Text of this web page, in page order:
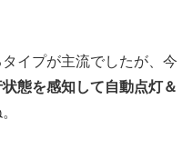
イプが主流でしたが、今
態を感知して自動点灯＆